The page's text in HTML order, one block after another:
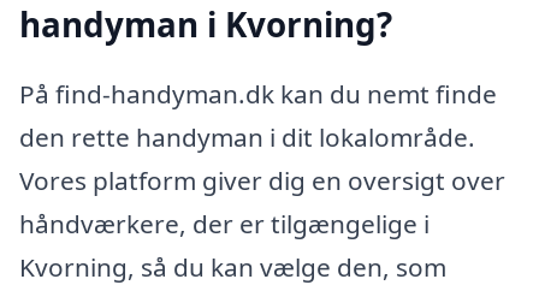
handyman i Kvorning?
På find-handyman.dk kan du nemt finde
den rette handyman i dit lokalområde.
Vores platform giver dig en oversigt over
håndværkere, der er tilgængelige i
Kvorning, så du kan vælge den, som